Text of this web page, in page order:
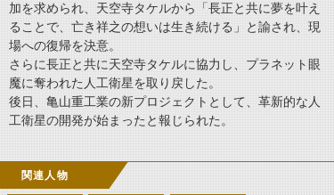
加を求められ、天空寺タケルから「長正と共に夢を叶え
ることで、亡き祥之の想いは生き続ける」と諭され、現
場への復帰を決意。
さらに長正と共に天空寺タケルに協力し、プラネット眼
魔に奪われた人工衛星を取り戻した。
後日、亀山重工業の新プロジェクトとして、革新的な人
工衛星の開発が始まったと報じられた。
関連人物